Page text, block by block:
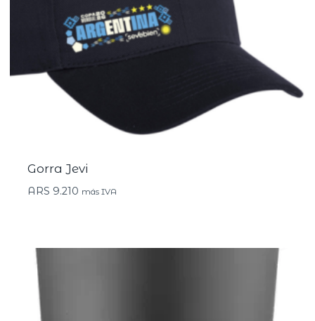
Gorra Jevi
ARS 9.210 más IVA